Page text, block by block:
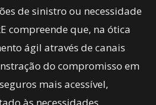
de sinistro ou necessidade
compreende que, na ótica
ágil através de canais
do compromisso em
mais acessível,